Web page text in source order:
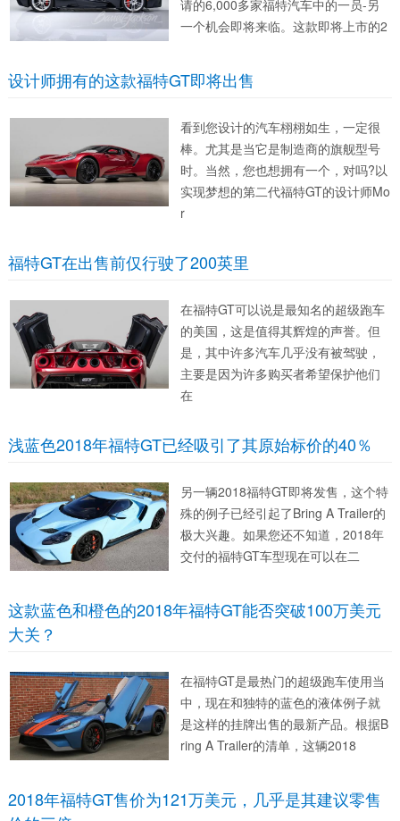
请的6,000多家福特汽车中的一员-另
一个机会即将来临。这款即将上市的2
设计师拥有的这款福特GT即将出售
看到您设计的汽车栩栩如生，一定很
棒。尤其是当它是制造商的旗舰型号
时。当然，您也想拥有一个，对吗?以
实现梦想的第二代福特GT的设计师Mo
r
福特GT在出售前仅行驶了200英里
在福特GT可以说是最知名的超级跑车
的美国，这是值得其辉煌的声誉。但
是，其中许多汽车几乎没有被驾驶，
主要是因为许多购买者希望保护他们
在
浅蓝色2018年福特GT已经吸引了其原始标价的40％
另一辆2018福特GT即将发售，这个特
殊的例子已经引起了Bring A Trailer的
极大兴趣。如果您还不知道，2018年
交付的福特GT车型现在可以在二
这款蓝色和橙色的2018年福特GT能否突破100万美元
大关？
在福特GT是最热门的超级跑车使用当
中，现在和独特的蓝色的液体例子就
是这样的挂牌出售的最新产品。根据B
ring A Trailer的清单，这辆2018
2018年福特GT售价为121万美元，几乎是其建议零售